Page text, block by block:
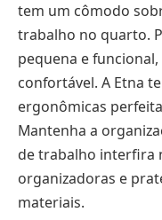
tem um cômodo
trabalho no quarto.
pequena e
confortável. A Etna
ergonômicas
Mantenha a
de trabalho interfira
organizadoras e
materiais.